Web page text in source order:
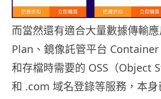
而當然還有適合大量數據傳輸
Plan、鏡像託管平台
和存檔時需要的 OSS（Object
和 .com 域名登錄等服務，本